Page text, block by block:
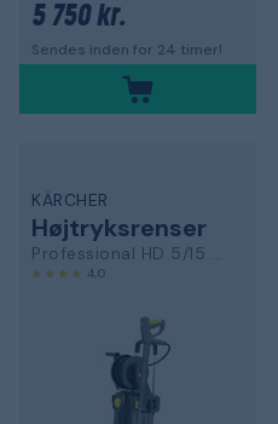
5 750 kr.
Sendes inden for 24 timer!
KÄRCHER
Højtryksrenser
Professional HD 5/15 CX Plus
4,0